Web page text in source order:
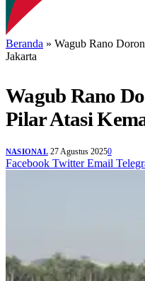
Beranda » Wagub Rano
Jakarta
Wagub Rano
Pilar Atasi
NASIONAL 27 Agustus 20250
Facebook Twitter Email